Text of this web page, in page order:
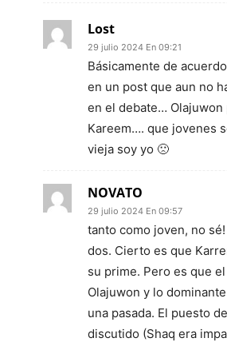
Lost
29 julio 2024 En 09:21
Básicamente de
en un post que aun no
en el debate… Olajuwon
Kareem…. que jovenes
vieja soy yo 🙁
NOVATO
29 julio 2024 En 09:57
tanto como joven, no
dos. Cierto es que
su prime. Pero es que
Olajuwon y lo
una pasada. El puesto
discutido (Shaq era